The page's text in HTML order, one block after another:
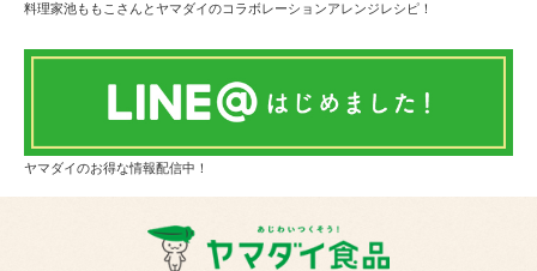
料理家池ももこさんとヤマダイのコラボレーションアレンジレシピ！
ヤマダイのお得な情報配信中！